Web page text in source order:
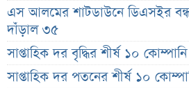
এস আলমের শাটডাউনে ডিএসইর বন্ধ
দাঁড়াল ৩৫
সাপ্তাহিক দর বৃদ্ধির শীর্ষ ১০ কোম্পানি
সাপ্তাহিক দর পতনের শীর্ষ ১০